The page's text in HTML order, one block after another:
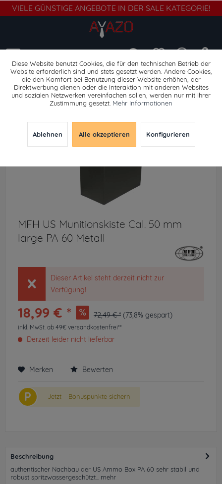
VIELE GÜNSTIGE ANGEBOTE IN DER SALE KATEGORIE!
Waffenzubehör
MFH US Munitionskiste Cal. 50 mm
large PA 60 Metall
Dieser Artikel steht derzeit nicht zur
Verfügung!
18,99 € * 72,49 € * (73,8% gespart)
inkl. MwSt. ab 49€ versandkostenfrei**
Derzeit leider nicht lieferbar
Merken Bewerten
P Jetzt Bonuspunkte sichern
Beschreibung
authentischer Nachbau der US Ammo Box PA 60 sehr stabil und
robust spritzwassergeschützt...
mehr
Diese Website benutzt Cookies, die für den technischen Betrieb der
Website erforderlich sind und stets gesetzt werden. Andere Cookies,
die den Komfort bei Benutzung dieser Website erhöhen, der
Direktwerbung dienen oder die Interaktion mit anderen Websites
und sozialen Netzwerken vereinfachen sollen, werden nur mit Ihrer
Zustimmung gesetzt. Mehr Informationen
Ablehnen Alle akzeptieren Konfigurieren